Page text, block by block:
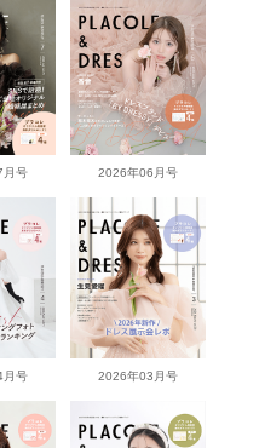
月号 2026年06月号
月号 2026年03月号